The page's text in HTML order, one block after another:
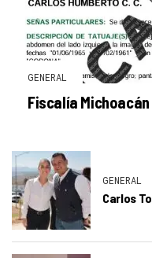
GENERAL
Fiscalía
GENERAL
Carlos